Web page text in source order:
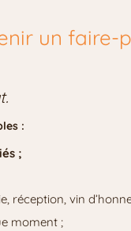
un faire-
:
;
réception, vin
moment ;